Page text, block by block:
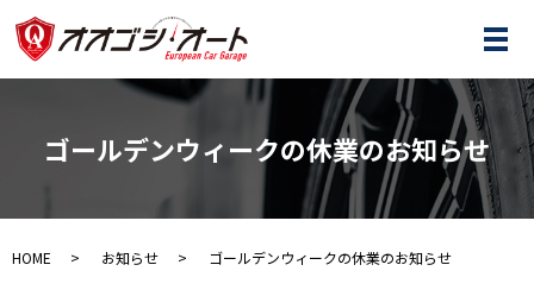
メ
ゴールデンウィークの休業のお知らせ
HOME お知らせ ゴールデンウィークの休業のお知らせ